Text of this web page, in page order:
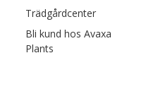
Trädgårdcenter
Bli kund hos Avaxa
Plants